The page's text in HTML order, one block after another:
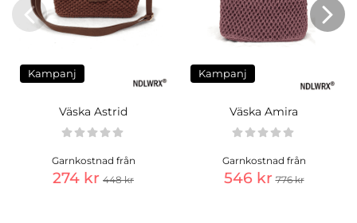
Kampanj
Väska Astrid
Garnkostnad från
274 kr 448 kr
Kampanj
Väska Amira
Garnkostnad från
546 kr 776 kr